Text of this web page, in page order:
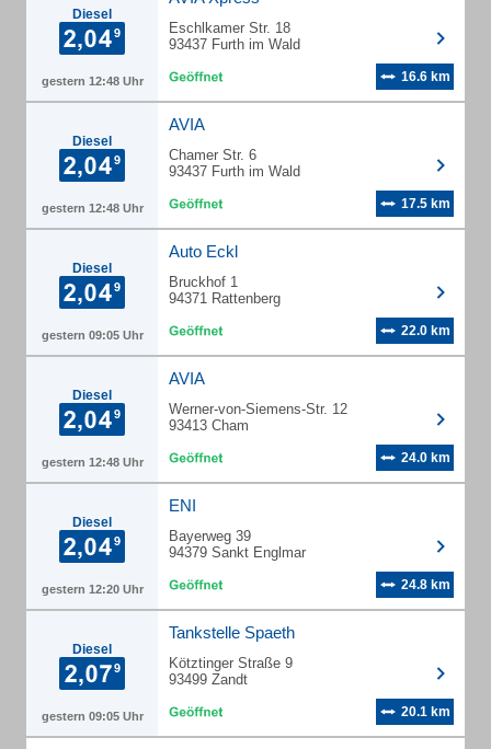
Diesel
gestern 12:48 Uhr
Eschlkamer Str. 18
93437 Furth im Wald
16.6 km
Diesel
gestern 12:48 Uhr
AVIA
Chamer Str. 6
93437 Furth im Wald
17.5 km
Diesel
gestern 09:05 Uhr
Auto Eckl
Bruckhof 1
94371 Rattenberg
22.0 km
Diesel
gestern 12:48 Uhr
AVIA
Werner-von-Siemens-Str. 12
93413 Cham
24.0 km
Diesel
gestern 12:20 Uhr
ENI
Bayerweg 39
94379 Sankt Englmar
24.8 km
Diesel
gestern 09:05 Uhr
Tankstelle Spaeth
Kötztinger Straße 9
93499 Zandt
20.1 km